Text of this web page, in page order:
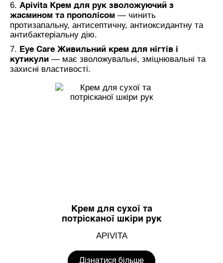
6. Apivita Крем для рук зволожуючий з
жасмином та прополісом — чинить
протизапальну, антисептичну, антиоксидантну та
антибактеріальну дію.
7. Eye Care Живильний крем для нігтів і
кутикули — має зволожувальні, зміцнювальні та
захисні властивості.
Крем для сухої та
потрісканої шкіри рук
APIVITA
Дізнатися більше